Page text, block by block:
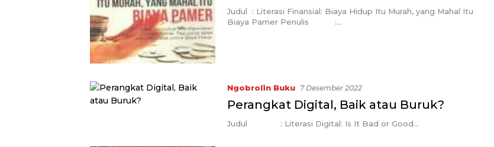
Judul : Literasi Finansial: Biaya Hidup Itu Murah, yang Mahal Itu
Biaya Pamer Penulis :…
Ngobrolin Buku 7 Desember 2022
Perangkat Digital, Baik atau Buruk?
Judul : Literasi Digital: Is It Bad or Good…